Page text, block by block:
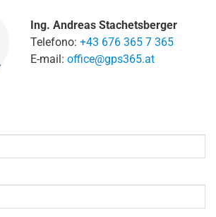
Ing. Andreas Stachetsberger
Telefono: +43 676 365 7 365
E-mail: office@gps365.at